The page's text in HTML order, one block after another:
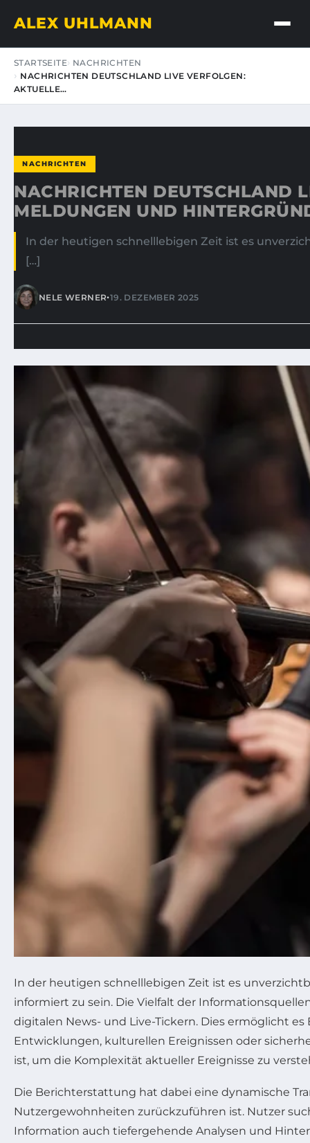
ALEX UHLMANN
STARTSEITE NACHRICHTEN
NACHRICHTEN DEUTSCHLAND LIVE VERFOLGEN:
AKTUELLE…
NACHRICHTEN
NACHRICHTEN DEUTSCHLAND
MELDUNGEN UND
In der heutigen schnelllebigen Zeit ist es
[…]
NELE WERNER•19. DEZEMBER 2025
In der heutigen schnelllebigen Zeit ist es
informiert zu sein. Die Vielfalt der
digitalen News- und Live-Tickern. Dies ermöglicht
Entwicklungen, kulturellen Ereignissen oder
ist, um die Komplexität aktueller Ereignisse zu
Die Berichterstattung hat dabei eine dynamische
Nutzergewohnheiten zurückzuführen ist. Nutzer
Information auch tiefergehende Analysen und